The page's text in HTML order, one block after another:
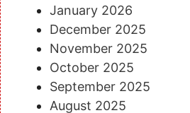
January 2026
December 2025
November 2025
October 2025
September 2025
August 2025